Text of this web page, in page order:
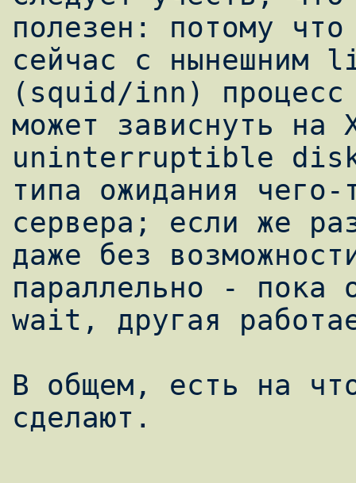
полезен: потому что
сейчас с нынешним
(squid/inn) процесс
может зависнуть на
uninterruptible
типа ожидания чего-
сервера; если же
даже без
параллельно - пока
wait, другая
В общем, есть на
сделают.